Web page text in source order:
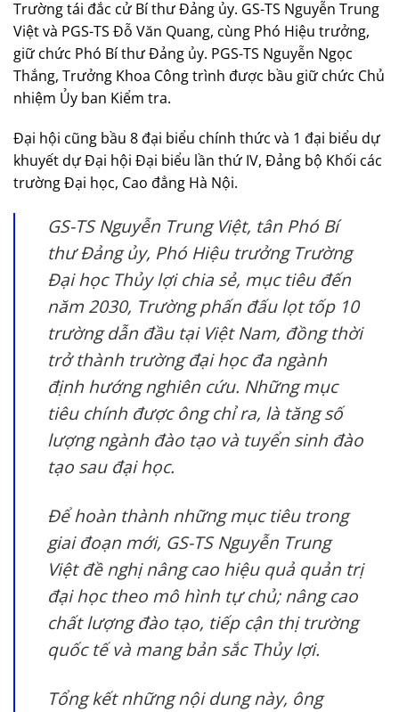
Trường tái đắc cử Bí thư Đảng ủy. GS-TS Nguyễn Trung
Việt và PGS-TS Đỗ Văn Quang, cùng Phó Hiệu trưởng,
giữ chức Phó Bí thư Đảng ủy. PGS-TS Nguyễn Ngọc
Thắng, Trưởng Khoa Công trình được bầu giữ chức Chủ
nhiệm Ủy ban Kiểm tra.
Đại hội cũng bầu 8 đại biểu chính thức và 1 đại biểu dự
khuyết dự Đại hội Đại biểu lần thứ IV, Đảng bộ Khối các
trường Đại học, Cao đẳng Hà Nội.
GS-TS Nguyễn Trung Việt, tân Phó Bí
thư Đảng ủy, Phó Hiệu trưởng Trường
Đại học Thủy lợi chia sẻ, mục tiêu đến
năm 2030, Trường phấn đấu lọt tốp 10
trường dẫn đầu tại Việt Nam, đồng thời
trở thành trường đại học đa ngành
định hướng nghiên cứu. Những mục
tiêu chính được ông chỉ ra, là tăng số
lượng ngành đào tạo và tuyển sinh đào
tạo sau đại học.
Để hoàn thành những mục tiêu trong
giai đoạn mới, GS-TS Nguyễn Trung
Việt đề nghị nâng cao hiệu quả quản trị
đại học theo mô hình tự chủ; nâng cao
chất lượng đào tạo, tiếp cận thị trường
quốc tế và mang bản sắc Thủy lợi.
Tổng kết những nội dung này, ông